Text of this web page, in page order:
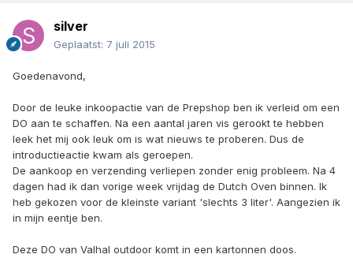
silver
Geplaatst: 7 juli 2015
Goedenavond,
Door de leuke inkoopactie van de Prepshop ben ik verleid om een
DO aan te schaffen. Na een aantal jaren vis gerookt te hebben
leek het mij ook leuk om is wat nieuws te proberen. Dus de
introductieactie kwam als geroepen.
De aankoop en verzending verliepen zonder enig probleem. Na 4
dagen had ik dan vorige week vrijdag de Dutch Oven binnen. Ik
heb gekozen voor de kleinste variant 'slechts 3 liter'. Aangezien ik
in mijn eentje ben.
Deze DO van Valhal outdoor komt in een kartonnen doos.